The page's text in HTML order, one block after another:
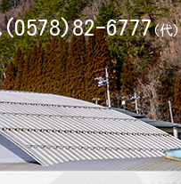
(0578)82-6777(代)